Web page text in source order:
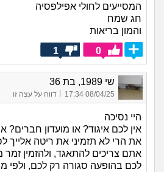
המסייעים לחולי אפילפסיה
חג שמח
והמון בריאות
0
1
שי 1989, בת 36
08/04/25 17:34 דווח על עצה זו
היי נסיכה
אין לכם איגוד? או מועדון חברים?
את הרי לא תזמיני את ריטה אלייך
אתם צריכים להתאגד, ולהזמין
לכם בהופעה סגורה רק לכם, ולפי